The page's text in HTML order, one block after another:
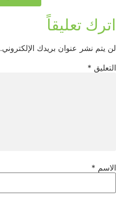
اترك تعليقاً
لن يتم نشر عنوان بريدك الإلكتروني.
التعليق *
الاسم *